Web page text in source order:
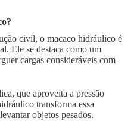
civil, o macaco hidráulico é
Ele se destaca como um
cargas consideráveis com
que aproveita a pressão
transforma essa
objetos pesados.